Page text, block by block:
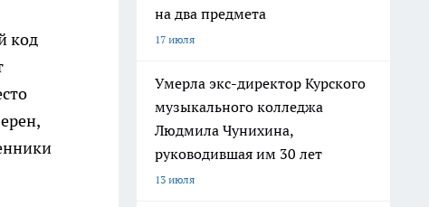
код
на два предмета
17 июля
Умерла экс-директор Курского
музыкального колледжа
Людмила Чунихина,
руководившая им 30 лет
13 июля